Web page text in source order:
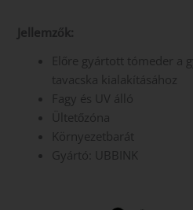
Jellemzők:
Előre gyártott tómeder a
tavacska kialakításához
Fagy és UV álló
Ültetőzóna
Környezetbarát
Gyártó: UBBINK